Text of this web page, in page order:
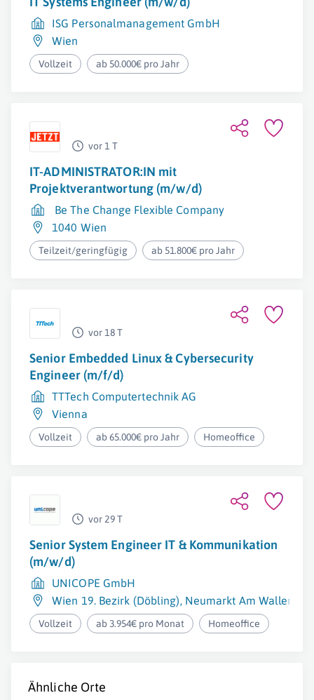
ISG Personalmanagement GmbH
Wien
Vollzeit ab 50.000€ pro Jahr
vor 1 T
IT-ADMINISTRATOR:IN mit
Projektverantwortung (m/w/d)
Be The Change Flexible Company
1040 Wien
Teilzeit/geringfügig ab 51.800€ pro Jahr
vor 18 T
Senior Embedded Linux & Cybersecurity
Engineer (m/f/d)
TTTech Computertechnik AG
Vienna
Vollzeit ab 65.000€ pro Jahr Homeoffice
vor 29 T
Senior System Engineer IT & Kommunikation
(m/w/d)
UNICOPE GmbH
Wien 19. Bezirk (Döbling), Neumarkt Am Wallersee
Vollzeit ab 3.954€ pro Monat Homeoffice
Ähnliche Orte